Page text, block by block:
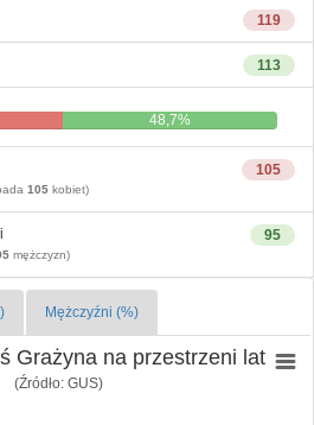
119
113
48,7%
105
105 kobiet)
95
mężczyzn)
Mężczyźni (%)
Grażyna na przestrzeni lat
(Źródło: GUS)